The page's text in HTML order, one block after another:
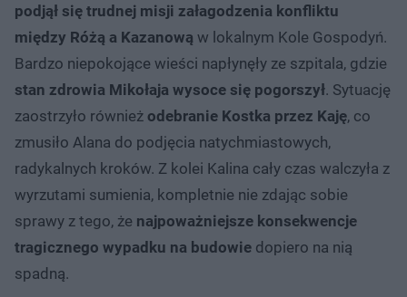
podjął się trudnej misji załagodzenia konfliktu
między Różą a Kazanową w lokalnym Kole Gospodyń.
Bardzo niepokojące wieści napłynęły ze szpitala, gdzie
stan zdrowia Mikołaja wysoce się pogorszył. Sytuację
zaostrzyło również odebranie Kostka przez Kaję, co
zmusiło Alana do podjęcia natychmiastowych,
radykalnych kroków. Z kolei Kalina cały czas walczyła z
wyrzutami sumienia, kompletnie nie zdając sobie
sprawy z tego, że najpoważniejsze konsekwencje
tragicznego wypadku na budowie dopiero na nią
spadną.